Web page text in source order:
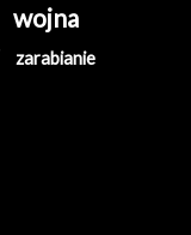
wojna
zarabianie